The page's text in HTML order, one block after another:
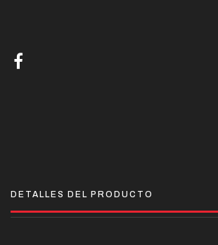
DETALLES DEL PRODUCTO